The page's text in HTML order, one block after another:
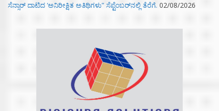
ಸೆನ್ಸಾರ್ ದಾಟಿದ ‘ಅನಿರೀಕ್ಷಿತ ಅತಿಥಿಗಳು” ಸೆಪ್ಟೆಂಬರ್‌ನಲ್ಲಿ ತೆರೆಗೆ. 02/08/2026